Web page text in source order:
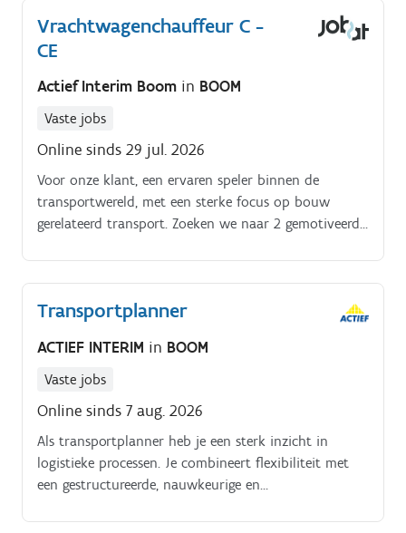
Vrachtwagenchauffeur C -
CE
Actief Interim Boom in BOOM
Vaste jobs
Online sinds 29 jul. 2026
Voor onze klant, een ervaren speler binnen de
transportwereld, met een sterke focus op bouw
gerelateerd transport. Zoeken we naar 2 gemotiveerde
Transportplanner
ACTIEF INTERIM in BOOM
Vaste jobs
Online sinds 7 aug. 2026
Als transportplanner heb je een sterk inzicht in
logistieke processen. Je combineert flexibiliteit met
een gestructureerde, nauwkeurige en